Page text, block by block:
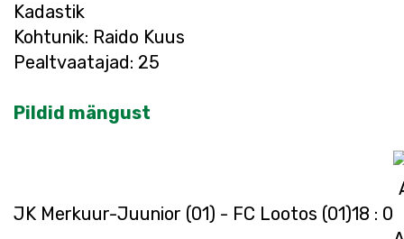
Kadastik
Kohtunik: Raido Kuus
Pealtvaatajad: 25
Pildid mängust
JK Merkuur-Juunior (01) - FC Lootos (01)18 : 0